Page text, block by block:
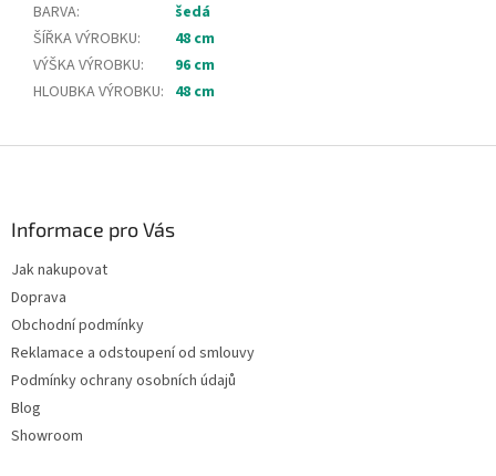
BARVA:
šedá
ŠÍŘKA VÝROBKU:
48 cm
VÝŠKA VÝROBKU:
96 cm
HLOUBKA VÝROBKU: 48 cm
Informace pro Vás
Jak nakupovat
Doprava
Obchodní podmínky
Reklamace a odstoupení od smlouvy
Podmínky ochrany osobních údajů
Blog
Showroom